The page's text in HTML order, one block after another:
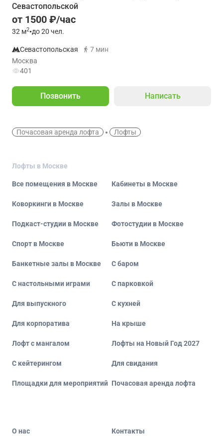
Севастопольской
от 1500 ₽/час
32 м2•до 20 чел.
Севастопольская
7 мин
Москва
401
Позвонить Написать
Почасовая аренда лофта Лофты
Лофты в Москве
Все помещения в Москве Кабинеты в Москве
Коворкинги в Москве Залы в Москве
Подкаст-студии в Москве Фотостудии в Москве
Спорт в Москве Бьюти в Москве
Банкетные залы в Москве С баром
С настольными играми С парковкой
Для выпускного С кухней
Для корпоратива На крыше
Лофт с мангалом Лофты на Новый Год 2027
С кейтерингом Для свидания
Площадки для мероприятий Почасовая аренда лофта
О нас Контакты